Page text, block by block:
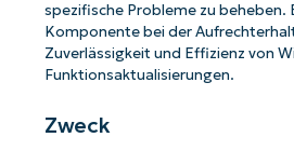
spezifische Probleme zu beheben.
Komponente bei der
Zuverlässigkeit und Effizienz von
Funktionsaktualisierungen.
Zweck